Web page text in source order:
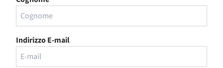
Indirizzo E-mail